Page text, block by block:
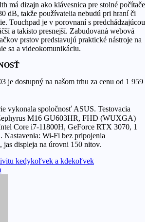
má dizajn ako klávesnica pre stolné počítače
dB, takže používatelia nebudú pri hraní či
Touchpad je v porovnaní s predchádzajúcou
a takisto presnejší. Zabudovaná webová
prstov predstavujú praktické nástroje na
sa a videokomunikáciu.
je dostupný na našom trhu za cenu od 1 959
vykonala spoločnosť ASUS. Testovacia
M16 GU603HR, FHD (WUXGA)
Core i7-11800H, GeForce RTX 3070, 1
Nastavenia: Wi-Fi bez pripojenia
jas displeja na úrovni 150 nitov.
kedykoľvek a kdekoľvek